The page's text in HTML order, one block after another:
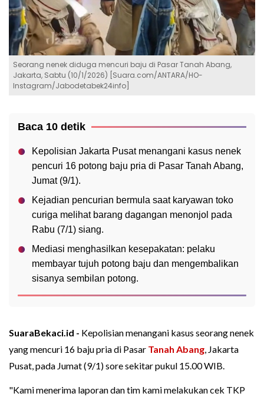
Seorang nenek diduga mencuri baju di Pasar Tanah Abang,
Jakarta, Sabtu (10/1/2026) [Suara.com/ANTARA/HO-
Instagram/Jabodetabek24info]
Baca 10 detik
Kepolisian Jakarta Pusat menangani kasus nenek
pencuri 16 potong baju pria di Pasar Tanah Abang,
Jumat (9/1).
Kejadian pencurian bermula saat karyawan toko
curiga melihat barang dagangan menonjol pada
Rabu (7/1) siang.
Mediasi menghasilkan kesepakatan: pelaku
membayar tujuh potong baju dan mengembalikan
sisanya sembilan potong.
SuaraBekaci.id - Kepolisian menangani kasus seorang nenek
yang mencuri 16 baju pria di Pasar Tanah Abang, Jakarta
Pusat, pada Jumat (9/1) sore sekitar pukul 15.00 WIB.
"Kami menerima laporan dan tim kami melakukan cek TKP